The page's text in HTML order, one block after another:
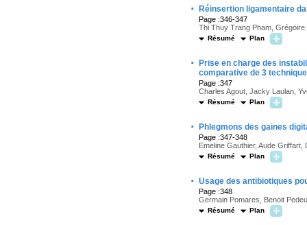
· Réinsertion ligamentaire
Page :346-347
Thi Thuy Trang Pham, Grégoire
Résumé Plan
·
Prise en charge des
comparative de 3
Page :347
Charles Agout, Jacky Laulan,
Résumé Plan
· Phlegmons des gaines
Page :347-348
Emeline Gauthier, Aude
Résumé Plan
· Usage des antibiotiques
Page :348
Germain Pomares, Benoit
Résumé Plan